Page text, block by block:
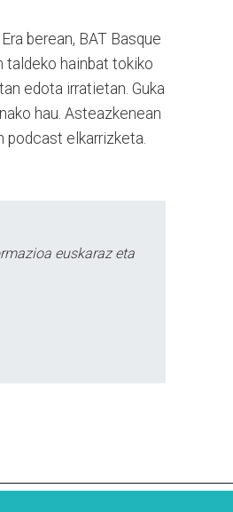
berean, BAT Basque
taldeko hainbat tokiko
edota irratietan. Guka
hau. Asteazkenean
podcast elkarrizketa.
euskaraz eta